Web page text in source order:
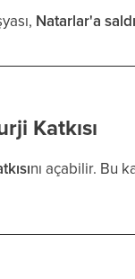
Natarlar'a
Katkısı
nı açabilir. Bu